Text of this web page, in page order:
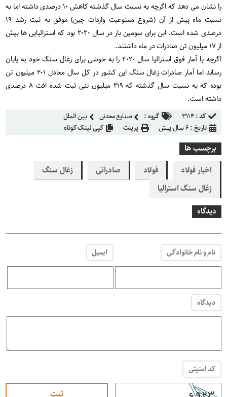
را نشان می دهد که اگرچه به نسبت سال گذشته کاهش ۱۰ درصدی داشته اما به
نسبت ماه پیش از آن (شروع ممنوعیت واردات چین) موفق به ثبت رشد ۱۹
درصدی شده است. این برای سومین بار در سال ۲۰۲۰ بود که استرالیایی ها بیش
از ۱۷ میلیون تن صادرات در ماه داشتند.
اگرچه با آمار فوق استرالیا سال ۲۰۲۰ را به خوشی برای زغال سنگ خود به پایان
رساند اما آمار صادرات زغال سنگ این کشور در کل سال معادل ۲۰۱ میلیون تن
بوده که به نسبت سال گذشته که ۲۱۹ میلیون تنی ثبت شده افت ۸ درصدی
داشته است.
کد :۳۱۱۴ گروه : صنایع معدنی
بین الملل
تاریخ :۶ سال پیش پرینت کپی لینک کوتاه
برچسب ها
اخبار فولاد
فولاد صادراتی
زغال سنگ
زغال سنگ استرالیا
دیدگاه
نام و نام خانوادگی ایمیل
دیدگاه
کد امنیتی